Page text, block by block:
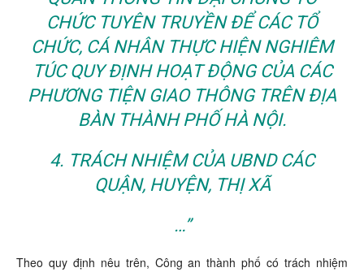
CHỨC TUYÊN TRUYỀN ĐỂ CÁC TỔ
CHỨC, CÁ NHÂN THỰC HIỆN NGHIÊM
TÚC QUY ĐỊNH HOẠT ĐỘNG CỦA CÁC
PHƯƠNG TIỆN GIAO THÔNG TRÊN ĐỊA
BÀN THÀNH PHỐ HÀ NỘI.
4. TRÁCH NHIỆM CỦA UBND CÁC
QUẬN, HUYỆN, THỊ XÃ
…”
Theo quy định nêu trên, Công an thành phố có trách nhiệm